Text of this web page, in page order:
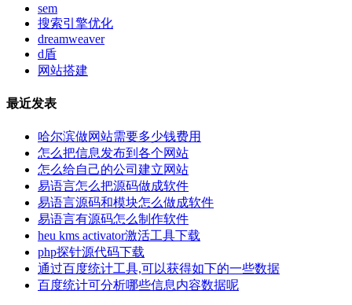
sem
搜索引擎优化
dreamweaver
d盾
网站搭建
最近发表
哈尔滨做网站需要多少钱费用
怎么把信息发布到各个网站
怎么给自己的公司建立网站
易语言怎么把源码做成软件
易语言源码和模块怎么做成软件
易语言有源码怎么制作软件
heu kms activator激活工具下载
php探针源代码下载
通过百度统计工具,可以获得如下的一些数据
百度统计可分析哪些信息内容数据呢